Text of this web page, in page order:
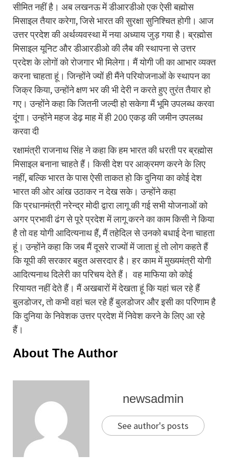
सीमित नहीं है। अब लखनऊ में डीआरडीओ एक ऐसी बह्मोस
मिसाइल तैयार करेगा, जिसे भारत की सुरक्षा सुनिश्चित होगी। आज
उत्तर प्रदेश की अर्थव्यवस्था में नया अध्याय जुड़ गया है। ब्रह्मोस
मिसाइल यूनिट और डीआरडीओ की लैब की स्थापना से उत्तर
प्रदेश के लोगों को रोजगार भी मिलेगा। मैं योगी जी का आभार व्यक्त
करना चाहता हूं। जिन्होंने ज्यों ही मैंने परियोजनाओं के स्थापन का
जिक्र किया, उन्होंने क्षण भर की भी देरी न करते हुए तुरंत तैयार हो
गए। उन्होंने कहा कि जितनी जल्दी हो सकेगा मैं भूमि उपलब्ध करवा
दूंगा। उन्होंने महज डेढ़ माह में ही 200 एकड़ की जमीन उपलब्ध
करवा दी
रक्षामंत्री राजनाथ सिंह ने कहा कि हम भारत की धरती पर ब्रह्मोस
मिसाइल बनाना चाहते हैं। किसी देश पर आक्रमण करने के लिए
नहीं, बल्कि भारत के पास ऐसी ताकत हो कि दुनिया का कोई देश
भारत की ओर आंख उठाकर न देख सके। उन्होंने कहा
कि प्रधानमंत्री नरेन्द्र मोदी द्वारा लागू की गई सभी योजनाओं को
अगर प्रभावी ढंग से पूरे प्रदेश में लागू करने का काम किसी ने किया
है तो वह योगी आदित्यनाथ हैं, मैं तहेदिल से उनको बधाई देना चाहता
हूं। उन्होंने कहा कि जब मैं दूसरे राज्यों में जाता हूं तो लोग कहते हैं
कि यूपी की सरकार बहुत असरदार है। हर काम में मुख्यमंत्री योगी
आदित्यनाथ दिलेरी का परिचय देते हैं। वह माफिया को कोई
रियायत नहीं देते हैं। मैं अखबारों में देखता हूं कि यहां चल रहे हैं
बुलडोजर, तो कभी वहां चल रहे हैं बुलडोजर और इसी का परिणाम है
कि दुनिया के निवेशक उत्तर प्रदेश में निवेश करने के लिए आ रहे
हैं।
About The Author
newsadmin
See author's posts